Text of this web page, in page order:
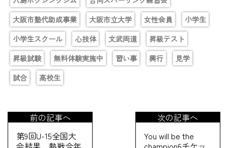
大阪市塾代助成事業
大阪市立大学 女性会員
小学生
小学生スクール
心技体 文武両道
昇級テスト
昇級試験
無料体験実施中 習い事 興行
見学
試合
高校生
前の記事へ
第9回U-15全国大
次の記事へ
You will be the